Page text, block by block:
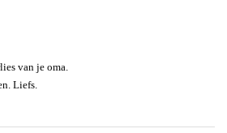
van je oma.
Liefs.